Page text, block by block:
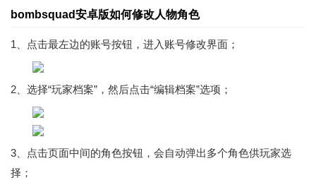
bombsquad安卓版如何修改人物角色
1、点击最左边的账号按钮，进入账号修改界面；
2、选择“玩家档案”，然后点击“编辑档案”选项；
3、点击页面中间的角色按钮，会自动弹出多个角色供玩家选
择；